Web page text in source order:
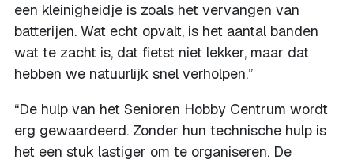
een kleinigheidje is zoals het vervangen van
batterijen. Wat echt opvalt, is het aantal banden
wat te zacht is, dat fietst niet lekker, maar dat
hebben we natuurlijk snel verholpen.”
“De hulp van het Senioren Hobby Centrum wordt
erg gewaardeerd. Zonder hun technische hulp is
het een stuk lastiger om te organiseren. De